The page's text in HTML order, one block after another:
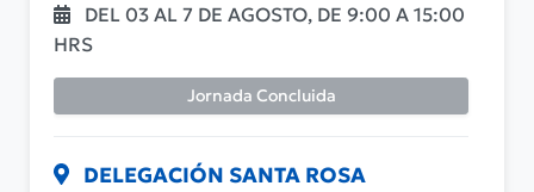
DEL 03 AL 7 DE AGOSTO, DE 9:00 A 15:00
HRS
Jornada Concluida
DELEGACIÓN SANTA ROSA